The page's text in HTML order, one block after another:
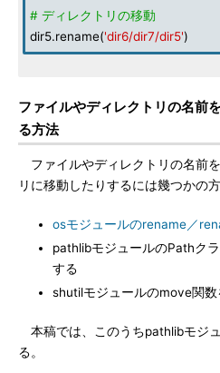
# ディレクトリの移動
dir5.rename('dir6/dir7/dir5')
ファイルやディレクトリの名前
る方法
ファイルやディレクトリの名前
リに移動したりするには幾つかの方
osモジュールのrename／
pathlibモジュールのPathク
する
shutilモジュールのmove関数
本稿では、このうちpathlibモジ
る。